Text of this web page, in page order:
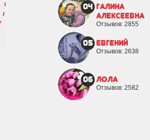
04 Галина
Алексеевна
Отзывов: 2855
05 евгений
Отзывов: 2638
06 Лола
Отзывов: 2582